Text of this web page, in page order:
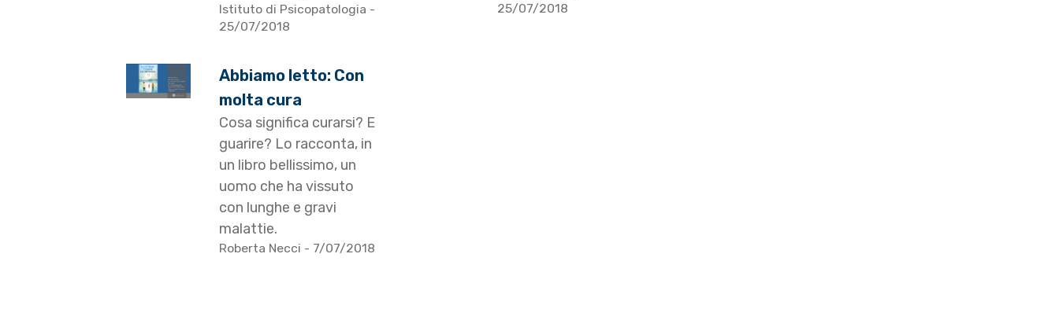
Istituto di Psicopatologia -
25/07/2018
25/07/2018
Abbiamo letto: Con
molta cura
Cosa significa curarsi? E
guarire? Lo racconta, in
un libro bellissimo, un
uomo che ha vissuto
con lunghe e gravi
malattie.
Roberta Necci - 7/07/2018